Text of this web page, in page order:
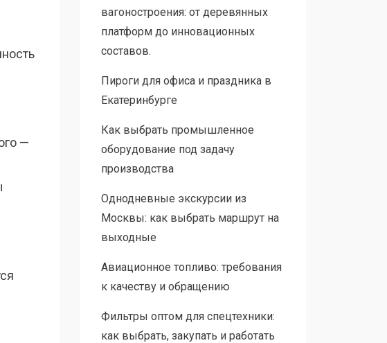
—
вагоностроения: от деревянных
платформ до инновационных
составов.
Пироги для офиса и праздника в
Екатеринбурге
Как выбрать промышленное
оборудование под задачу
производства
Однодневные экскурсии из
Москвы: как выбрать маршрут на
выходные
Авиационное топливо: требования
к качеству и обращению
Фильтры оптом для спецтехники:
как выбрать, закупать и работать